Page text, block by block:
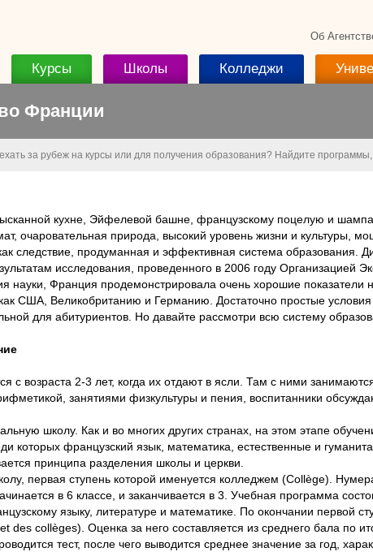
Об
Курсы Школы Колледжи
Франции
за рубеж на курсы или для получения образования? Найдите
кухне, Эйфелевой башне, французскому поцелую и
очаровательная природа, высокий уровень жизни и культуры,
следствие, продуманная и эффективная система образования.
исследования, проведенного в 2006 году Организацией
науки, Франция продемонстрировала очень хорошие показатели
США, Великобританию и Германию. Достаточно простые
для абитуриентов. Но давайте рассмотри всю систему
с возраста 2-3 лет, когда их отдают в ясли. Там с ними
занятиями физкультуры и пения, воспитанники
школу. Как и во многих других странах, на этом этапе
которых французский язык, математика, естественные и
принципа разделения школы и церкви.
первая ступень которой именуется колледжем (Collège).
в 6 классе, и заканчивается в 3. Учебная программа
языку, литературе и математике. По окончании первой
collèges). Оценка за него составляется из среднего бала по
тест, после чего выводится среднее значение за год,